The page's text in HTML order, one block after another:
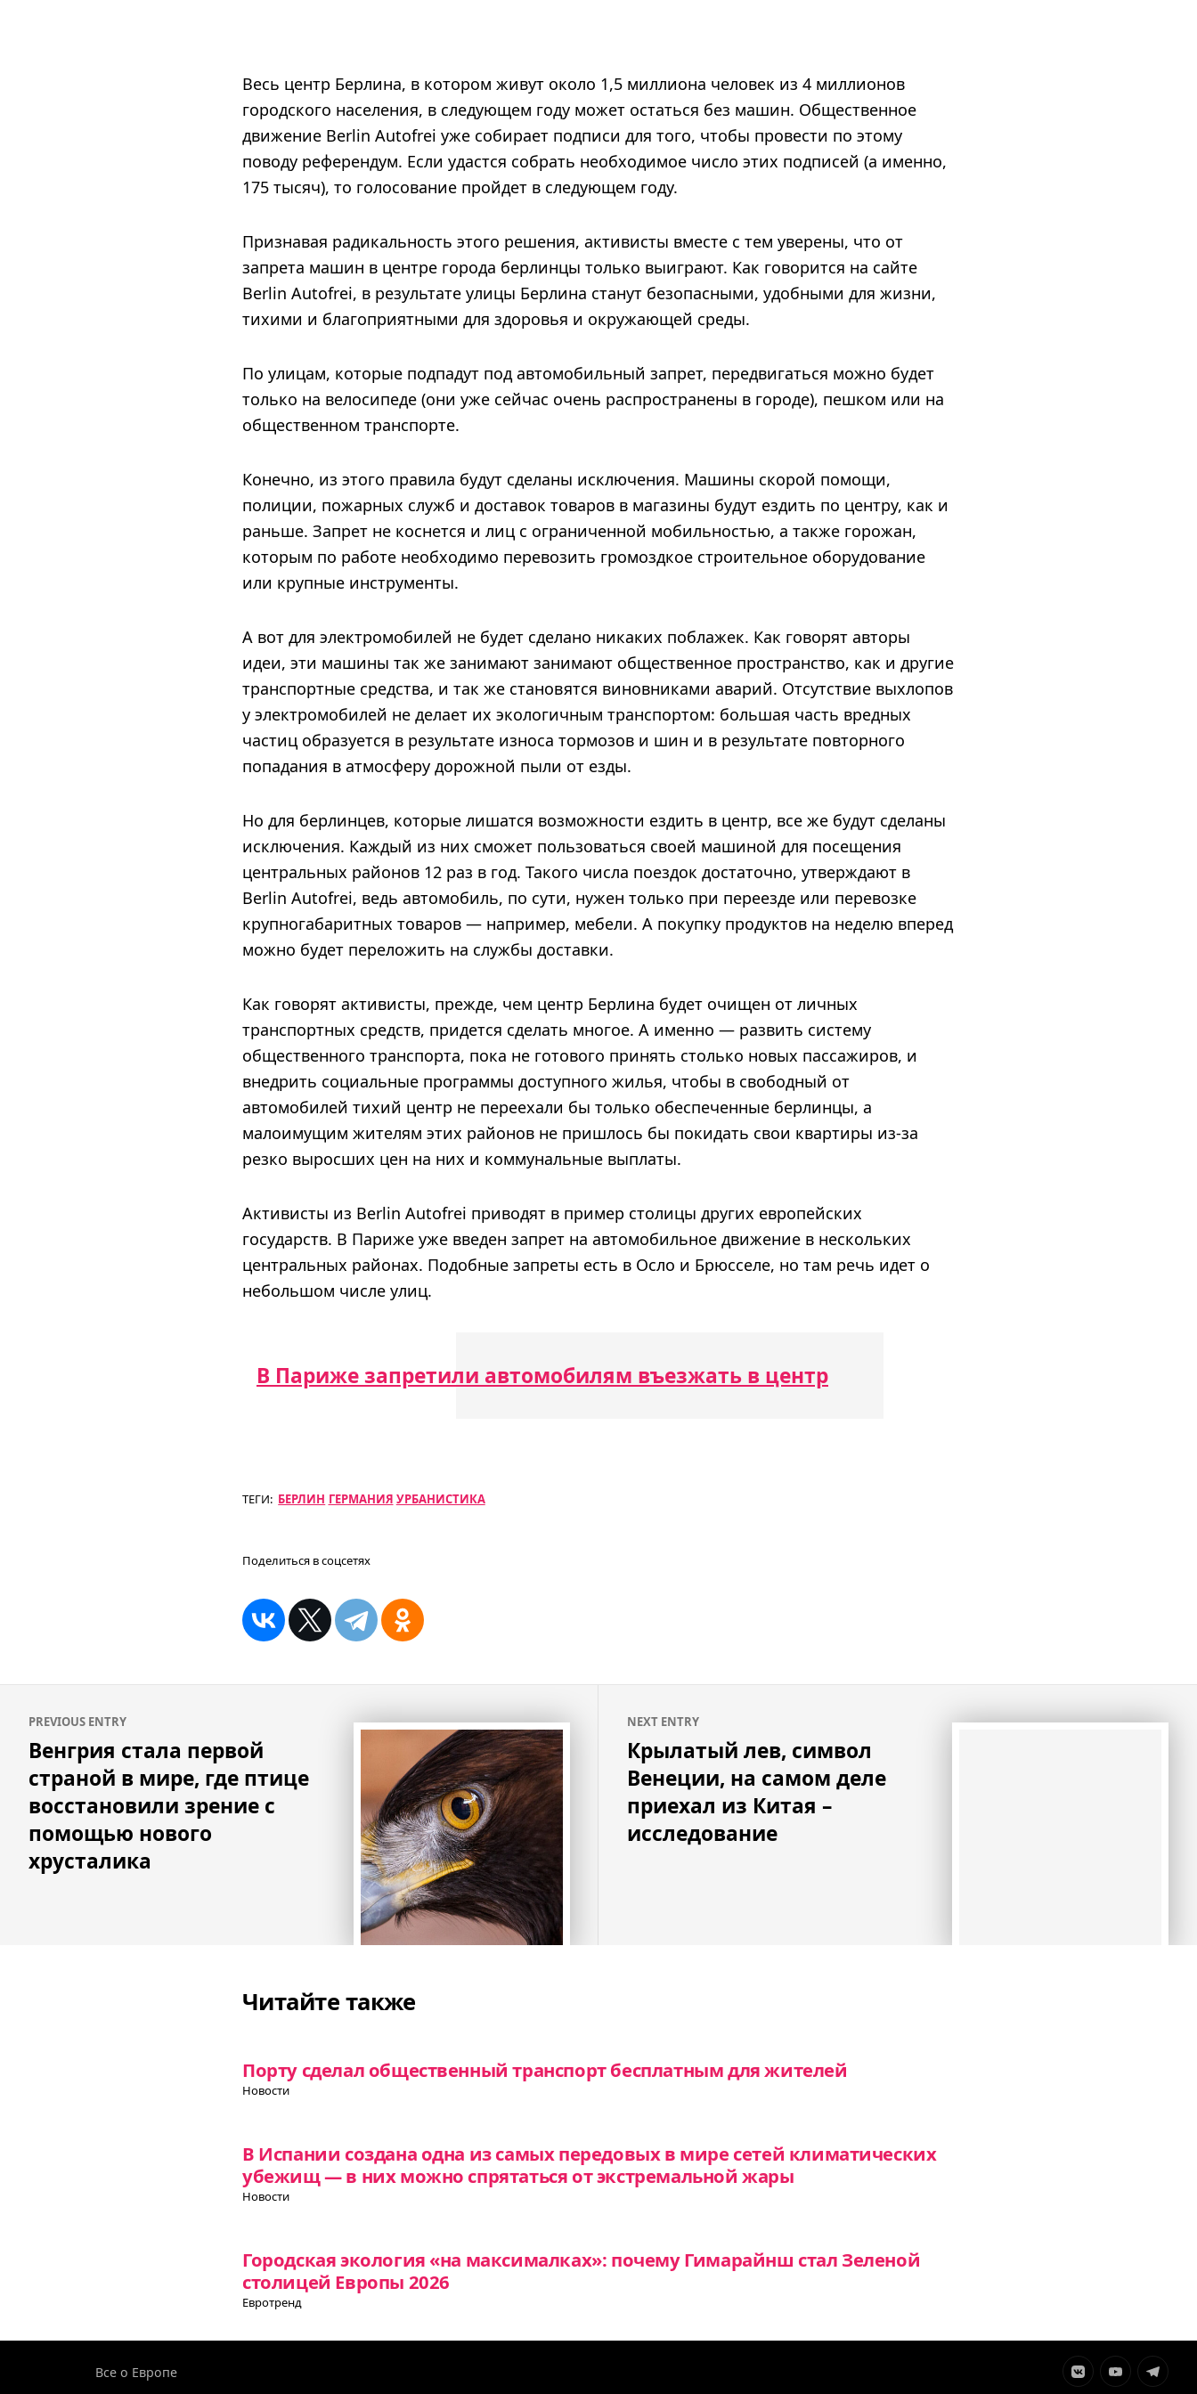
Весь центр Берлина, в котором живут около 1,5 миллиона человек из 4 миллионов
городского населения, в следующем году может остаться без машин. Общественное
движение Berlin Autofrei уже собирает подписи для того, чтобы провести по этому
поводу референдум. Если удастся собрать необходимое число этих подписей (а именно,
175 тысяч), то голосование пройдет в следующем году.
Признавая радикальность этого решения, активисты вместе с тем уверены, что от
запрета машин в центре города берлинцы только выиграют. Как говорится на сайте
Berlin Autofrei, в результате улицы Берлина станут безопасными, удобными для жизни,
тихими и благоприятными для здоровья и окружающей среды.
По улицам, которые подпадут под автомобильный запрет, передвигаться можно будет
только на велосипеде (они уже сейчас очень распространены в городе), пешком или на
общественном транспорте.
Конечно, из этого правила будут сделаны исключения. Машины скорой помощи,
полиции, пожарных служб и доставок товаров в магазины будут ездить по центру, как и
раньше. Запрет не коснется и лиц с ограниченной мобильностью, а также горожан,
которым по работе необходимо перевозить громоздкое строительное оборудование
или крупные инструменты.
А вот для электромобилей не будет сделано никаких поблажек. Как говорят авторы
идеи, эти машины так же занимают занимают общественное пространство, как и другие
транспортные средства, и так же становятся виновниками аварий. Отсутствие выхлопов
у электромобилей не делает их экологичным транспортом: большая часть вредных
частиц образуется в результате износа тормозов и шин и в результате повторного
попадания в атмосферу дорожной пыли от езды.
Но для берлинцев, которые лишатся возможности ездить в центр, все же будут сделаны
исключения. Каждый из них сможет пользоваться своей машиной для посещения
центральных районов 12 раз в год. Такого числа поездок достаточно, утверждают в
Berlin Autofrei, ведь автомобиль, по сути, нужен только при переезде или перевозке
крупногабаритных товаров — например, мебели. А покупку продуктов на неделю вперед
можно будет переложить на службы доставки.
Как говорят активисты, прежде, чем центр Берлина будет очищен от личных
транспортных средств, придется сделать многое. А именно — развить систему
общественного транспорта, пока не готового принять столько новых пассажиров, и
внедрить социальные программы доступного жилья, чтобы в свободный от
автомобилей тихий центр не переехали бы только обеспеченные берлинцы, а
малоимущим жителям этих районов не пришлось бы покидать свои квартиры из-за
резко выросших цен на них и коммунальные выплаты.
Активисты из Berlin Autofrei приводят в пример столицы других европейских
государств. В Париже уже введен запрет на автомобильное движение в нескольких
центральных районах. Подобные запреты есть в Осло и Брюсселе, но там речь идет о
небольшом числе улиц.
В Париже запретили автомобилям въезжать в центр
ТЕГИ: БЕРЛИН ГЕРМАНИЯ УРБАНИСТИКА
Поделиться в соцсетях
по
записям
PREVIOUS ENTRY
Венгрия стала первой
страной в мире, где птице
восстановили зрение с
помощью нового
хрусталика
NEXT ENTRY
Крылатый лев, символ
Венеции, на самом деле
приехал из Китая –
исследование
Читайте также
Порту сделал общественный транспорт бесплатным для жителей
Новости
В Испании создана одна из самых передовых в мире сетей климатических
убежищ — в них можно спрятаться от экстремальной жары
Новости
Городская экология «на максималках»: почему Гимарайнш стал Зеленой
столицей Европы 2026
Евротренд
Все о Европе
ЭлементЭлементЭлемент